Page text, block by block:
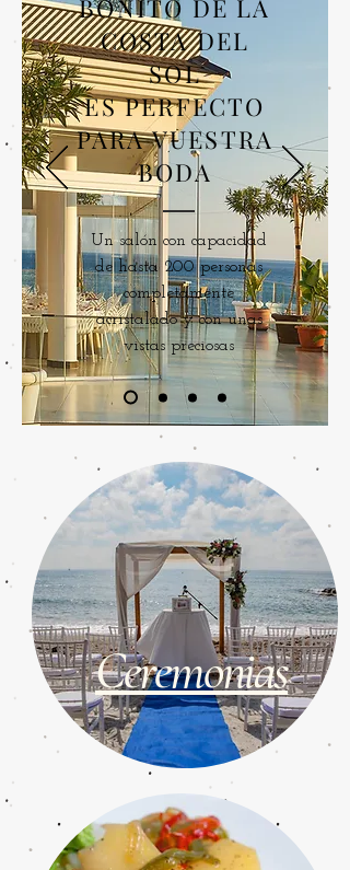
BONITO DE LA
COSTA DEL
SOL
ES PERFECTO
PARA VUESTRA
BODA
Un salón con capacidad
de hasta 200 personas
completamente
acristalado y con unas
vistas preciosas
Ceremonias